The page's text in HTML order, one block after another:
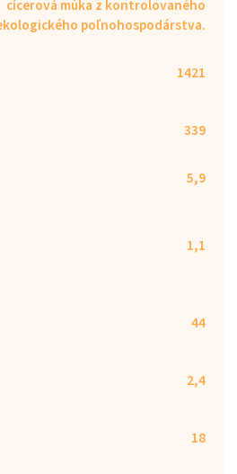
cícerová múka z kontrolovaného
poľnohospodárstva.
1421
339
5,9
1,1
44
2,4
18